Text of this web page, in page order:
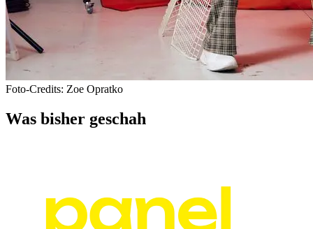
Foto-Credits: Zoe Opratko
Was bisher geschah